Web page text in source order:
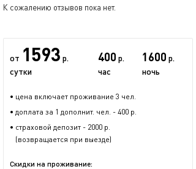
К сожалению отзывов пока нет.
от 1593 р.
сутки
400 р.
час
1600 р.
ночь
• цена включает проживание 3 чел.
• доплата за 1 дополнит. чел. - 400 р.
• страховой депозит - 2000 р.
(возвращается при выезде)
Скидки на проживание: